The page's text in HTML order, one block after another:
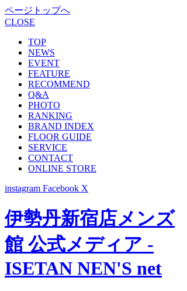
ページトップへ
CLOSE
TOP
NEWS
EVENT
FEATURE
RECOMMEND
Q&A
PHOTO
RANKING
BRAND INDEX
FLOOR GUIDE
SERVICE
CONTACT
ONLINE STORE
instagram Facebook X
伊勢丹新宿店メンズ
館 公式メディア -
ISETAN NEN'S net